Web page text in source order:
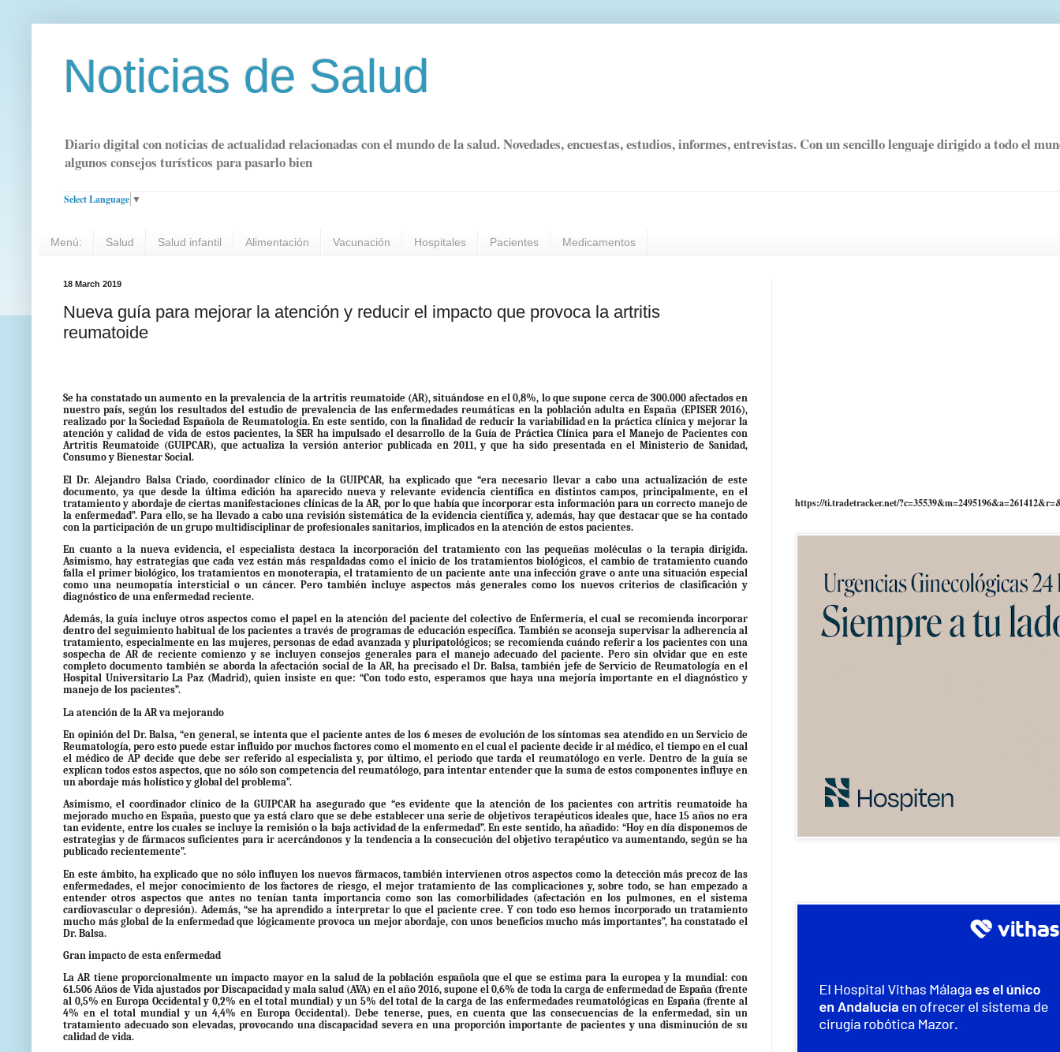
Noticias de Salud
Diario digital con noticias de actualidad relacionadas con el mundo de la salud. Novedades, encuestas, estudios, informes, entrevistas. Con un sencillo lenguaje dirigido a todo el
algunos consejos turísticos para pasarlo bien
Select Language ▼
Menú: Salud Salud infantil Alimentación Vacunación Hospitales Pacientes Medicamentos
18 March 2019
Nueva guía para mejorar la atención y reducir el impacto que provoca la artritis
reumatoide
Se ha constatado un aumento en la prevalencia de la artritis reumatoide (AR), situándose en el 0,8%, lo que supone cerca de 300.000 afectados en
nuestro país, según los resultados del estudio de prevalencia de las enfermedades reumáticas en la población adulta en España (EPISER 2016),
realizado por la Sociedad Española de Reumatología. En este sentido, con la finalidad de reducir la variabilidad en la práctica clínica y mejorar la
atención y calidad de vida de estos pacientes, la SER ha impulsado el desarrollo de la Guía de Práctica Clínica para el Manejo de Pacientes con
Artritis Reumatoide (GUIPCAR), que actualiza la versión anterior publicada en 2011, y que ha sido presentada en el Ministerio de Sanidad,
Consumo y Bienestar Social.
El Dr. Alejandro Balsa Criado, coordinador clínico de la GUIPCAR, ha explicado que “era necesario llevar a cabo una actualización de este
documento, ya que desde la última edición ha aparecido nueva y relevante evidencia científica en distintos campos, principalmente, en el
tratamiento y abordaje de ciertas manifestaciones clínicas de la AR, por lo que había que incorporar esta información para un correcto manejo de
la enfermedad”. Para ello, se ha llevado a cabo una revisión sistemática de la evidencia científica y, además, hay que destacar que se ha contado
con la participación de un grupo multidisciplinar de profesionales sanitarios, implicados en la atención de estos pacientes.
En cuanto a la nueva evidencia, el especialista destaca la incorporación del tratamiento con las pequeñas moléculas o la terapia dirigida.
Asimismo, hay estrategias que cada vez están más respaldadas como el inicio de los tratamientos biológicos, el cambio de tratamiento cuando
falla el primer biológico, los tratamientos en monoterapia, el tratamiento de un paciente ante una infección grave o ante una situación especial
como una neumopatía intersticial o un cáncer. Pero también incluye aspectos más generales como los nuevos criterios de clasificación y
diagnóstico de una enfermedad reciente.
Además, la guía incluye otros aspectos como el papel en la atención del paciente del colectivo de Enfermería, el cual se recomienda incorporar
dentro del seguimiento habitual de los pacientes a través de programas de educación específica. También se aconseja supervisar la adherencia al
tratamiento, especialmente en las mujeres, personas de edad avanzada y pluripatológicos; se recomienda cuándo referir a los pacientes con una
sospecha de AR de reciente comienzo y se incluyen consejos generales para el manejo adecuado del paciente. Pero sin olvidar que en este
completo documento también se aborda la afectación social de la AR, ha precisado el Dr. Balsa, también jefe de Servicio de Reumatología en el
Hospital Universitario La Paz (Madrid), quien insiste en que: “Con todo esto, esperamos que haya una mejoría importante en el diagnóstico y
manejo de los pacientes”.
La atención de la AR va mejorando
En opinión del Dr. Balsa, “en general, se intenta que el paciente antes de los 6 meses de evolución de los síntomas sea atendido en un Servicio de
Reumatología, pero esto puede estar influido por muchos factores como el momento en el cual el paciente decide ir al médico, el tiempo en el cual
el médico de AP decide que debe ser referido al especialista y, por último, el periodo que tarda el reumatólogo en verle. Dentro de la guía se
explican todos estos aspectos, que no sólo son competencia del reumatólogo, para intentar entender que la suma de estos componentes influye en
un abordaje más holístico y global del problema”.
Asimismo, el coordinador clínico de la GUIPCAR ha asegurado que “es evidente que la atención de los pacientes con artritis reumatoide ha
mejorado mucho en España, puesto que ya está claro que se debe establecer una serie de objetivos terapéuticos ideales que, hace 15 años no era
tan evidente, entre los cuales se incluye la remisión o la baja actividad de la enfermedad”. En este sentido, ha añadido: “Hoy en día disponemos de
estrategias y de fármacos suficientes para ir acercándonos y la tendencia a la consecución del objetivo terapéutico va aumentando, según se ha
publicado recientemente”.
En este ámbito, ha explicado que no sólo influyen los nuevos fármacos, también intervienen otros aspectos como la detección más precoz de las
enfermedades, el mejor conocimiento de los factores de riesgo, el mejor tratamiento de las complicaciones y, sobre todo, se han empezado a
entender otros aspectos que antes no tenían tanta importancia como son las comorbilidades (afectación en los pulmones, en el sistema
cardiovascular o depresión). Además, “se ha aprendido a interpretar lo que el paciente cree. Y con todo eso hemos incorporado un tratamiento
mucho más global de la enfermedad que lógicamente provoca un mejor abordaje, con unos beneficios mucho más importantes”, ha constatado el
Dr. Balsa.
Gran impacto de esta enfermedad
La AR tiene proporcionalmente un impacto mayor en la salud de la población española que el que se estima para la europea y la mundial: con
61.506 Años de Vida ajustados por Discapacidad y mala salud (AVA) en el año 2016, supone el 0,6% de toda la carga de enfermedad de España (frente
al 0,5% en Europa Occidental y 0,2% en el total mundial) y un 5% del total de la carga de las enfermedades reumatológicas en España (frente al
4% en el total mundial y un 4,4% en Europa Occidental). Debe tenerse, pues, en cuenta que las consecuencias de la enfermedad, sin un
tratamiento adecuado son elevadas, provocando una discapacidad severa en una proporción importante de pacientes y una disminución de su
calidad de vida.
https://ti.tradetracker.net/